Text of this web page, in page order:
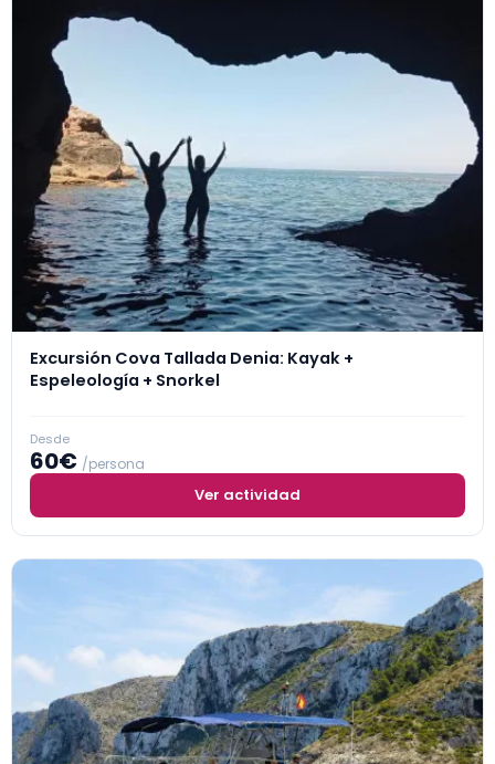
Excursión Cova Tallada Denia: Kayak +
Espeleología + Snorkel
Desde
60€ /persona
Ver actividad